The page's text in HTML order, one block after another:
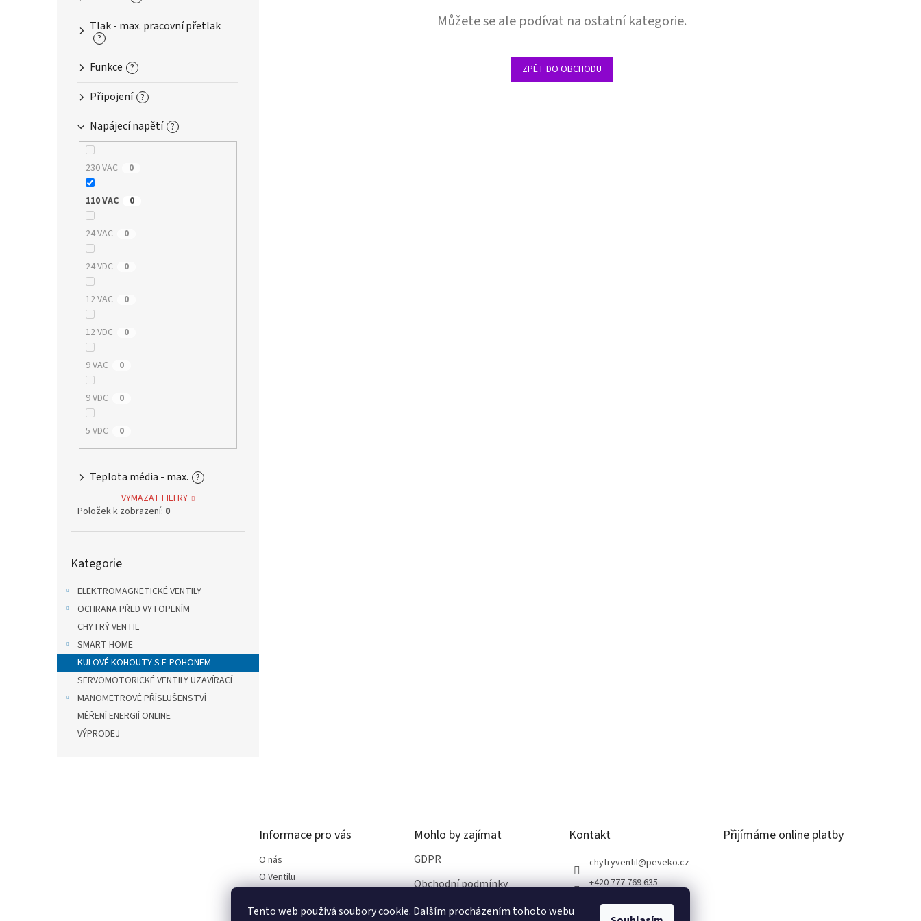
Tento web používá soubory cookie. Dalším procházením tohoto webu
Tlak - max. pracovní přetlak
?
Funkce ?
Připojení ?
Napájecí napětí ?
230 VAC 0
110 VAC 0
24 VAC 0
24 VDC 0
12 VAC 0
12 VDC 0
9 VAC 0
9 VDC 0
5 VDC 0
Teplota média - max. ?
VYMAZAT FILTRY
Položek k zobrazení: 0
kategorie
Kategorie
ELEKTROMAGNETICKÉ VENTILY
OCHRANA PŘED VYTOPENÍM
CHYTRÝ VENTIL
SMART HOME
KULOVÉ KOHOUTY S E-POHONEM
SERVOMOTORICKÉ VENTILY UZAVÍRACÍ
MANOMETROVÉ PŘÍSLUŠENSTVÍ
MĚŘENÍ ENERGIÍ ONLINE
VÝPRODEJ
Můžete se ale podívat na ostatní kategorie.
ZPĚT DO OBCHODU
Informace pro vás
O nás
O Ventilu
Podmínky pro vrácení zboží
Mohlo by zajímat
GDPR
Obchodní podmínky
Kontakt
chytryventil@peveko.cz
+420 777 769 635
Přijímáme online platby